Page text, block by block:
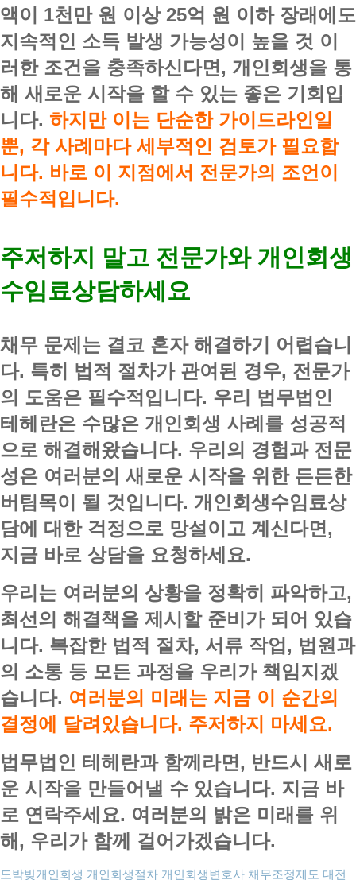
액이 1천만 원 이상 25억 원 이하 장래에도
지속적인 소득 발생 가능성이 높을 것 이
러한 조건을 충족하신다면, 개인회생을 통
해 새로운 시작을 할 수 있는 좋은 기회입
니다. 하지만 이는 단순한 가이드라인일
뿐, 각 사례마다 세부적인 검토가 필요합
니다. 바로 이 지점에서 전문가의 조언이
필수적입니다.
주저하지 말고 전문가와 개인회생
수임료상담하세요
채무 문제는 결코 혼자 해결하기 어렵습니
다. 특히 법적 절차가 관여된 경우, 전문가
의 도움은 필수적입니다. 우리 법무법인
테헤란은 수많은 개인회생 사례를 성공적
으로 해결해왔습니다. 우리의 경험과 전문
성은 여러분의 새로운 시작을 위한 든든한
버팀목이 될 것입니다. 개인회생수임료상
담에 대한 걱정으로 망설이고 계신다면,
지금 바로 상담을 요청하세요.
우리는 여러분의 상황을 정확히 파악하고,
최선의 해결책을 제시할 준비가 되어 있습
니다. 복잡한 법적 절차, 서류 작업, 법원과
의 소통 등 모든 과정을 우리가 책임지겠
습니다. 여러분의 미래는 지금 이 순간의
결정에 달려있습니다. 주저하지 마세요.
법무법인 테헤란과 함께라면, 반드시 새로
운 시작을 만들어낼 수 있습니다. 지금 바
로 연락주세요. 여러분의 밝은 미래를 위
해, 우리가 함께 걸어가겠습니다.
도박빚개인회생 개인회생절차 개인회생변호사 채무조정제도 대전